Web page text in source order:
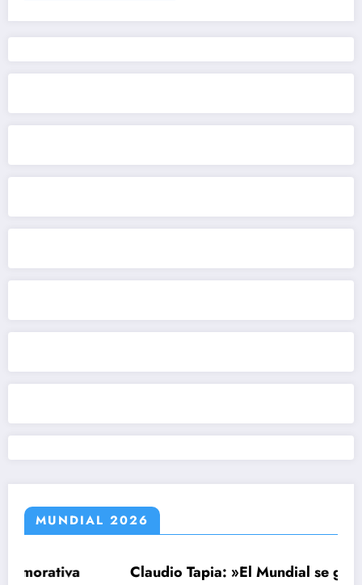
MUNDIAL 2026
Claudio Tapia: »El Mundial se ganó cuando